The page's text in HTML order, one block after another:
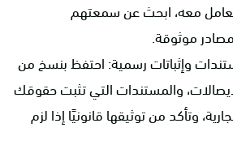
معه، ابحث عن سمعتهم
موثوقة.
وإثباتات رسمية: احتفظ بنسخ من
والمستندات التي تثبت حقوقك
وتأكد من توثيقها قانونيًا إذا لزم